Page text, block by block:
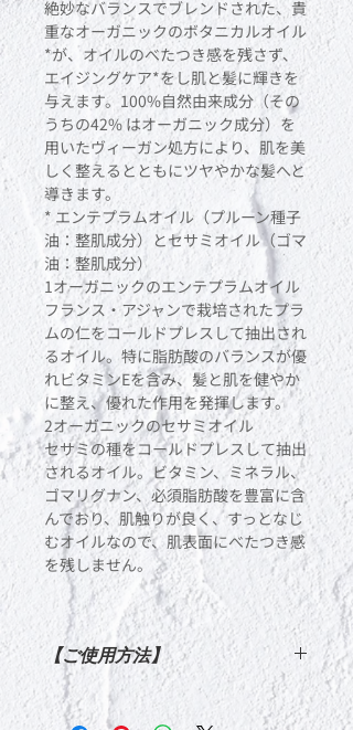
絶妙なバランスでブレンドされた、貴
重なオーガニックのボタニカルオイル
*が、オイルのべたつき感を残さず、
エイジングケア*をし肌と髪に輝きを
与えます。100%自然由来成分（その
うちの42% はオーガニック成分）を
用いたヴィーガン処方により、肌を美
しく整えるとともにツヤやかな髪へと
導きます。
* エンテプラムオイル（プルーン種子
油：整肌成分）とセサミオイル（ゴマ
油：整肌成分）
1オーガニックのエンテプラムオイル
フランス・アジャンで栽培されたプラ
ムの仁をコールドプレスして抽出され
るオイル。特に脂肪酸のバランスが優
れビタミンEを含み、髪と肌を健やか
に整え、優れた作用を発揮します。
2オーガニックのセサミオイル
セサミの種をコールドプレスして抽出
されるオイル。ビタミン、ミネラル、
ゴマリグナン、必須脂肪酸を豊富に含
んでおり、肌触りが良く、すっとなじ
むオイルなので、肌表面にべたつき感
を残しません。
【ご使用方法】
Face・・・
オイルを２～３プッシュを手に取り、